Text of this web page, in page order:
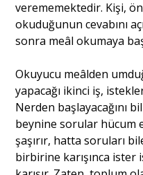
verememektedir. Kişi,
okuduğunun cevabını
sonra meâl okumaya
Okuyucu meâlden
yapacağı ikinci iş,
Nerden başlayacağını
beynine sorular hücum
şaşırır, hatta soruları
birbirine karışınca